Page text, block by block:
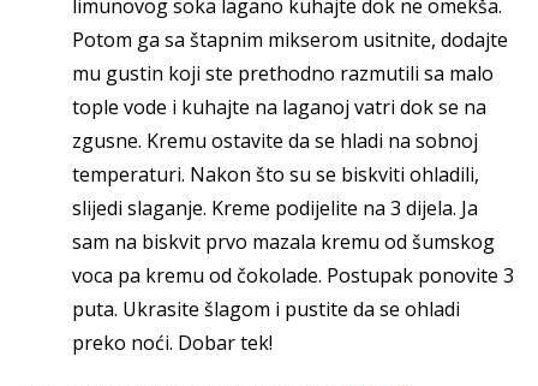
limunovog soka lagano kuhajte dok ne omekša.
Potom ga sa štapnim mikserom usitnite, dodajte
mu gustin koji ste prethodno razmutili sa malo
tople vode i kuhajte na laganoj vatri dok se na
zgusne. Kremu ostavite da se hladi na sobnoj
temperaturi. Nakon što su se biskviti ohladili,
slijedi slaganje. Kreme podijelite na 3 dijela. Ja
sam na biskvit prvo mazala kremu od šumskog
voca pa kremu od čokolade. Postupak ponovite 3
puta. Ukrasite šlagom i pustite da se ohladi
preko noći. Dobar tek!